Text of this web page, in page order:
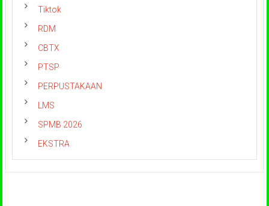
Tiktok
RDM
CBTX
PTSP
PERPUSTAKAAN
LMS
SPMB 2026
EKSTRA